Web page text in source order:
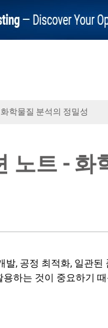
학물질 분석의 정밀성
노트 - 화
, 공정 최적화, 일관
하는 것이 중요하기